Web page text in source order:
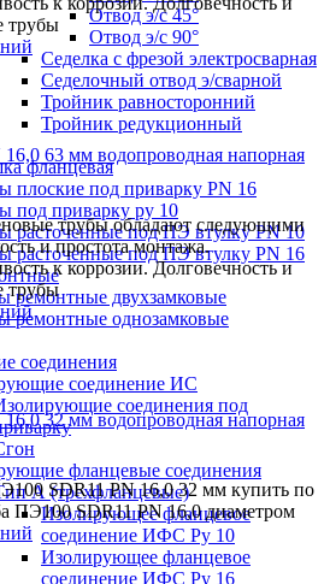
Отвод э/с 45°
Отвод э/с 90°
Седелка с фрезой электросварная
Седелочный отвод э/сварной
Тройник равносторонний
Тройник редукционный
фланцевая
плоские под приварку PN 16
под приварку ру 10
расточенные под ПЭ втулку PN 10
расточенные под ПЭ втулку PN 16
ремонтные двухзамковые
ремонтные однозамковые
соединения
соединение ИС
соединения под
фланцевые соединения
А (трехфланцевые)
Изолирующее фланцевое
соединение ИФС Ру 10
Изолирующее фланцевое
соединение ИФС Ру 16
трубы
63 мм водопроводная напорная
трубы обладают следующими
и простота монтажа.
к коррозии. Долговечность и
трубы
32 мм водопроводная напорная
SDR11 PN 16,0 32 мм купить по
ПЭ100 SDR11 PN 16,0 диаметром